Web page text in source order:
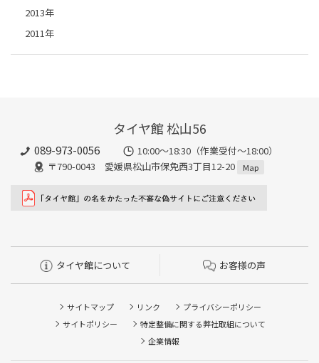
2013年
2011年
タイヤ館 松山56
089-973-0056
10:00～18:30（作業受付～18:00）
〒790-0043 愛媛県松山市保免西3丁目12-20
Map
タイヤ館について お客様の声
サイトマップ リンク
プライバシーポリシー
サイトポリシー
特定整備に関する弊社取組について
企業情報